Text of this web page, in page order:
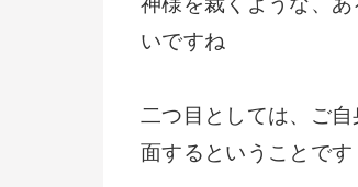
いですね
二つ目としては、ご
面するということです